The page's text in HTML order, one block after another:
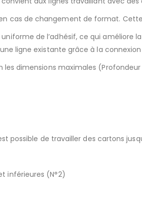
cas de changement de format.
de l’adhésif, ce qui
ligne existante grâce à la
les dimensions maximales
possible de travailler des cartons
inférieures (N°2)